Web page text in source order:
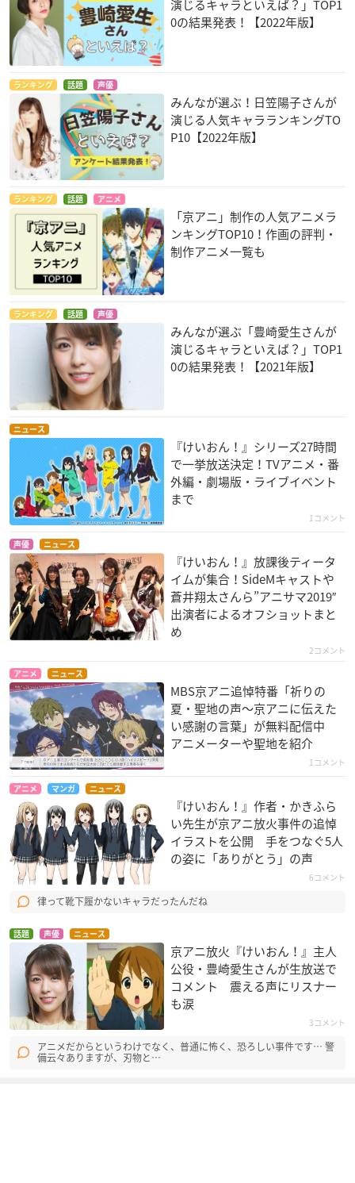
演じるキャラといえば？」TOP1
0の結果発表！【2022年版】
ランキング 話題 声優
みんなが選ぶ！日笠陽子さんが
演じる人気キャラランキングTO
P10【2022年版】
ランキング 話題 アニメ
「京アニ」制作の人気アニメラ
ンキングTOP10！作画の評判・
制作アニメ一覧も
ランキング 話題 声優
みんなが選ぶ「豊崎愛生さんが
演じるキャラといえば？」TOP1
0の結果発表！【2021年版】
ニュース
『けいおん！』シリーズ27時間
で一挙放送決定！TVアニメ・番
外編・劇場版・ライブイベント
まで
1コメント
声優 ニュース
『けいおん！』放課後ティータ
イムが集合！SideMキャストや
蒼井翔太さんら”アニサマ2019″
出演者によるオフショットまと
め
2コメント
アニメ ニュース
MBS京アニ追悼特番「祈りの
夏・聖地の声～京アニに伝えた
い感謝の言葉」が無料配信中
アニメーターや聖地を紹介
1コメント
アニメ マンガ ニュース
『けいおん！』作者・かきふら
い先生が京アニ放火事件の追悼
イラストを公開 手をつなぐ5人
の姿に「ありがとう」の声
6コメント
律って靴下履かないキャラだったんだね
話題 声優 ニュース
京アニ放火『けいおん！』主人
公役・豊崎愛生さんが生放送で
コメント 震える声にリスナー
も涙
3コメント
アニメだからというわけでなく、普通に怖く、恐ろしい事件です… 警
備云々ありますが、刃物と…